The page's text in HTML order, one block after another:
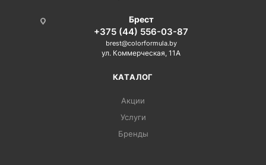
Брест
+375 (44) 556-03-87
brest@colorformula.by
ул. Коммерческая, 11А
КАТАЛОГ
Акции
Услуги
Бренды